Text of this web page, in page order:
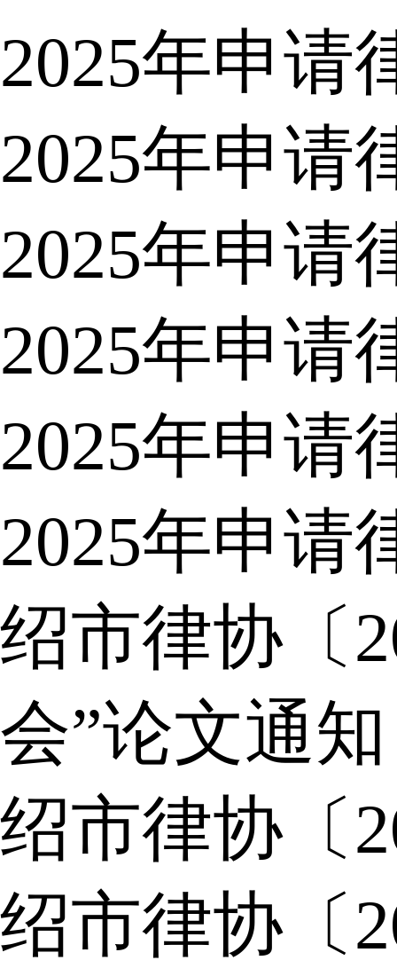
2025年申请
2025年申请
2025年申请
2025年申请
2025年申请
2025年申请
绍市律协〔
会”论文通知
绍市律协〔
绍市律协〔